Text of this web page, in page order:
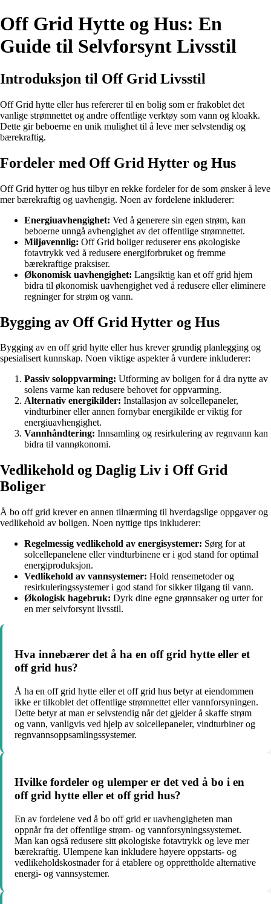
Off Grid Hytte og Hus: En
Guide til Selvforsynt Livsstil
Introduksjon til Off Grid Livsstil
Off Grid hytte eller hus refererer til en bolig som er frakoblet det
vanlige strømnettet og andre offentlige verktøy som vann og kloakk.
Dette gir beboerne en unik mulighet til å leve mer selvstendig og
bærekraftig.
Fordeler med Off Grid Hytter og Hus
Off Grid hytter og hus tilbyr en rekke fordeler for de som ønsker å leve
mer bærekraftig og uavhengig. Noen av fordelene inkluderer:
Energiuavhengighet: Ved å generere sin egen strøm, kan
beboerne unngå avhengighet av det offentlige strømnettet.
Miljøvennlig: Off Grid boliger reduserer ens økologiske
fotavtrykk ved å redusere energiforbruket og fremme
bærekraftige praksiser.
Økonomisk uavhengighet: Langsiktig kan et off grid hjem
bidra til økonomisk uavhengighet ved å redusere eller eliminere
regninger for strøm og vann.
Bygging av Off Grid Hytter og Hus
Bygging av en off grid hytte eller hus krever grundig planlegging og
spesialisert kunnskap. Noen viktige aspekter å vurdere inkluderer:
Passiv soloppvarming: Utforming av boligen for å dra nytte av
solens varme kan redusere behovet for oppvarming.
Alternativ energikilder: Installasjon av solcellepaneler,
vindturbiner eller annen fornybar energikilde er viktig for
energiuavhengighet.
Vannhåndtering: Innsamling og resirkulering av regnvann kan
bidra til vannøkonomi.
Vedlikehold og Daglig Liv i Off Grid
Boliger
Å bo off grid krever en annen tilnærming til hverdagslige oppgaver og
vedlikehold av boligen. Noen nyttige tips inkluderer:
Regelmessig vedlikehold av energisystemer: Sørg for at
solcellepanelene eller vindturbinene er i god stand for optimal
energiproduksjon.
Vedlikehold av vannsystemer: Hold rensemetoder og
resirkuleringssystemer i god stand for sikker tilgang til vann.
Økologisk hagebruk: Dyrk dine egne grønnsaker og urter for
en mer selvforsynt livsstil.
Hva innebærer det å ha en off grid hytte eller et
off grid hus?
Å ha en off grid hytte eller et off grid hus betyr at eiendommen
ikke er tilkoblet det offentlige strømnettet eller vannforsyningen.
Dette betyr at man er selvstendig når det gjelder å skaffe strøm
og vann, vanligvis ved hjelp av solcellepaneler, vindturbiner og
regnvannsoppsamlingssystemer.
Hvilke fordeler og ulemper er det ved å bo i en
off grid hytte eller et off grid hus?
En av fordelene ved å bo off grid er uavhengigheten man
oppnår fra det offentlige strøm- og vannforsyningssystemet.
Man kan også redusere sitt økologiske fotavtrykk og leve mer
bærekraftig. Ulempene kan inkludere høyere oppstarts- og
vedlikeholdskostnader for å etablere og opprettholde alternative
energi- og vannsystemer.